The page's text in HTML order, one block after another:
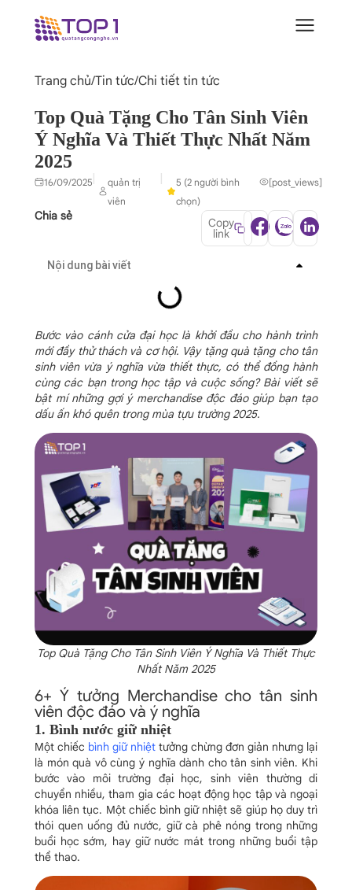
Trang chủ/Tin tức/Chi tiết tin tức
Top Quà Tặng Cho Tân Sinh Viên
Ý Nghĩa Và Thiết Thực Nhất Năm
2025
16/09/2025|
quản trị
viên
|
5 (2 người bình
chọn)
[post_views]
Chia sẻ Copy
link
Nội dung bài viết
Bước vào cánh cửa đại học là khởi đầu cho hành trình
mới đầy thử thách và cơ hội. Vậy tặng quà tặng cho tân
sinh viên vừa ý nghĩa vừa thiết thực, có thể đồng hành
cùng các bạn trong học tập và cuộc sống? Bài viết sẽ
bật mí những gợi ý merchandise độc đáo giúp bạn tạo
dấu ấn khó quên trong mùa tựu trường 2025.
Top Quà Tặng Cho Tân Sinh Viên Ý Nghĩa Và Thiết Thực
Nhất Năm 2025
6+ Ý tưởng Merchandise cho tân sinh
viên độc đáo và ý nghĩa
1. Bình nước giữ nhiệt
Một chiếc bình giữ nhiệt tưởng chừng đơn giản nhưng lại
là món quà vô cùng ý nghĩa dành cho tân sinh viên. Khi
bước vào môi trường đại học, sinh viên thường di
chuyển nhiều, tham gia các hoạt động học tập và ngoại
khóa liên tục. Một chiếc bình giữ nhiệt sẽ giúp họ duy trì
thói quen uống đủ nước, giữ cà phê nóng trong những
buổi học sớm, hay giữ nước mát trong những buổi tập
thể thao.